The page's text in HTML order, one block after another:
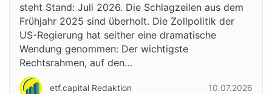
steht Stand: Juli 2026. Die Schlagzeilen aus dem
Frühjahr 2025 sind überholt. Die Zollpolitik der
US-Regierung hat seither eine dramatische
Wendung genommen: Der wichtigste
Rechtsrahmen, auf den…
etf.capital Redaktion 10.07.2026